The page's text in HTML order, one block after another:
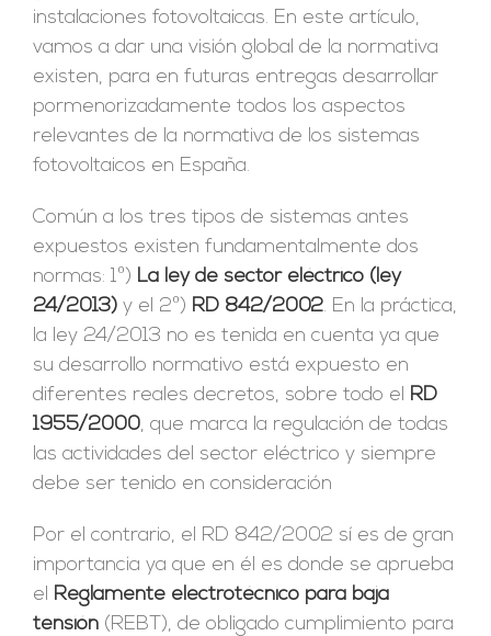
instalaciones fotovoltaicas. En este artículo,
vamos a dar una visión global de la normativa
existen, para en futuras entregas desarrollar
pormenorizadamente todos los aspectos
relevantes de la normativa de los sistemas
fotovoltaicos en España.
Común a los tres tipos de sistemas antes
expuestos existen fundamentalmente dos
normas: 1º) La ley de sector eléctrico(ley
24/2013)y el 2º) RD 842/2002. En la práctica,
la ley 24/2013 no es tenida en cuenta ya que
su desarrollo normativo está expuesto en
diferentes reales decretos, sobre todo el RD
1955/2000, que marca la regulación de todas
las actividades del sector eléctrico y siempre
debe ser tenido en consideración
Por el contrario, el RD 842/2002 sí es de gran
importancia ya que en él es donde se aprueba
el Reglamente electrotécnico para baja
tensión (REBT), de obligado cumplimiento para